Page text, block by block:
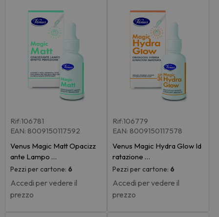
Rif:106781
EAN: 8009150117592
Venus Magic Matt Opacizz
ante Lampo …
Pezzi per cartone: 6
Accedi per vedere il
prezzo
Rif:106779
EAN: 8009150117578
Venus Magic Hydra Glow Id
ratazione …
Pezzi per cartone: 6
Accedi per vedere il
prezzo